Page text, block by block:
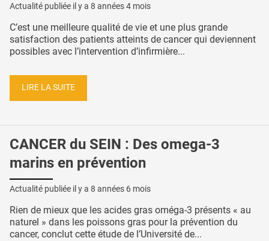
Actualité publiée il y a 8 années 4 mois
C’est une meilleure qualité de vie et une plus grande
satisfaction des patients atteints de cancer qui deviennent
possibles avec l’intervention d’infirmière...
LIRE LA SUITE
CANCER du SEIN : Des omega-3
marins en prévention
Actualité publiée il y a 8 années 6 mois
Rien de mieux que les acides gras oméga-3 présents « au
naturel » dans les poissons gras pour la prévention du
cancer, conclut cette étude de l’Université de...